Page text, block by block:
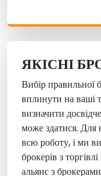
ЯКІСНІ
Вибір правильної
вплинути на ваші
визначити
може здатися. Для
всю роботу, і ми
брокерів з
альянс з